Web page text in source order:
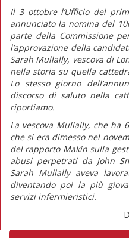
Il 3 ottobre l’Ufficio del
annunciato la nomina del
parte della Commissione
l’approvazione della
Sarah Mullally, vescova di
nella storia su quella
Lo stesso giorno
discorso di saluto nella
riportiamo.
La vescova Mullally, che ha
che si era dimesso nel
del rapporto Makin sulla
abusi perpetrati da John
Sarah Mullally aveva
diventando poi la più
servizi infermieristici.